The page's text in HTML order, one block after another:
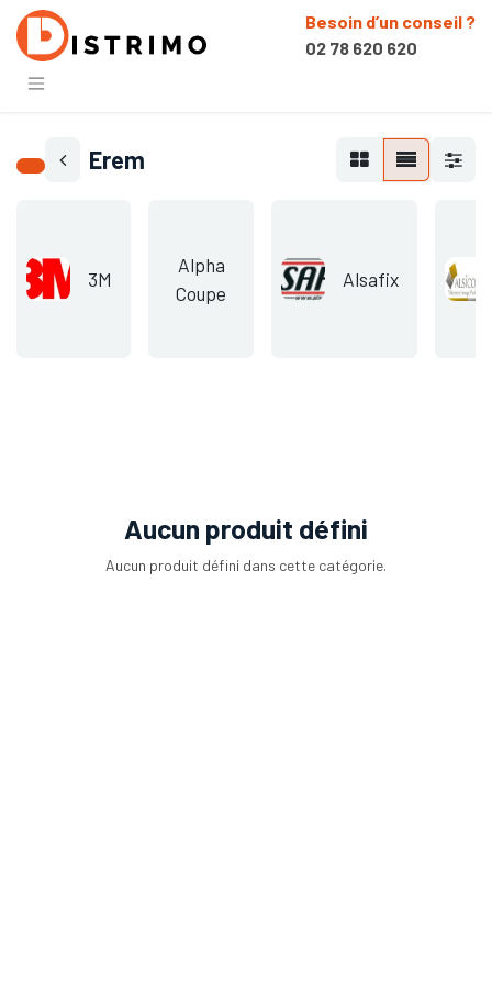
Besoin d’un conseil ?
02 78 620 620
Erem
3M
Alpha
Coupe
Alsafix
Aucun produit défini
Aucun produit défini dans cette catégorie.